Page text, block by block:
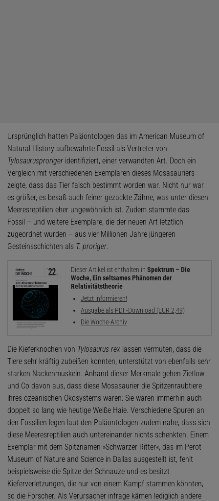
Ursprünglich hatten Paläontologen das im American Museum of
Natural History aufbewahrte Fossil als Vertreter von
Tylosaurusproriger identifiziert, einer verwandten Art. Doch ein
Vergleich mit verschiedenen Exemplaren dieses Mosasauriers
zeigte, dass das Tier falsch bestimmt worden war. Nicht nur war
es größer, es besaß auch feiner gezackte Zähne, was unter diesen
Meeresreptilien eher ungewöhnlich ist. Zudem stammte das
Fossil – und weitere Exemplare, die der neuen Art letztlich
zugeordnet wurden – aus vier Millionen Jahre jüngeren
Gesteinsschichten als T. proriger.
Dieser Artikel ist enthalten in Spektrum – Die
Woche, Ein seltsames Phänomen der
Relativitätstheorie
Jetzt informieren!
Ausgabe als PDF-Download (EUR 2,49)
Die Woche-Archiv
Die Kieferknochen von Tylosaurus rex lassen vermuten, dass die
Tiere sehr kräftig zubeißen konnten, unterstützt von ebenfalls sehr
starken Nackenmuskeln. Anhand dieser Merkmale gehen Zietlow
und Co davon aus, dass diese Mosasaurier die Spitzenraubtiere
ihres ozeanischen Ökosystems waren: Sie waren immerhin auch
doppelt so lang wie heutige Weiße Haie. Verschiedene Spuren an
den Fossilien legen laut den Paläontologen zudem nahe, dass sich
diese Meeresreptilien auch untereinander nichts schenkten. Einem
Exemplar mit dem Spitznamen »Schwarzer Ritter«, das im Perot
Museum of Nature and Science in Dallas ausgestellt ist, fehlt
beispielsweise die Spitze der Schnauze und es besitzt
Kieferverletzungen, die nur von einem Kampf stammen könnten,
so die Forscher. Als Verursacher infrage kämen lediglich andere